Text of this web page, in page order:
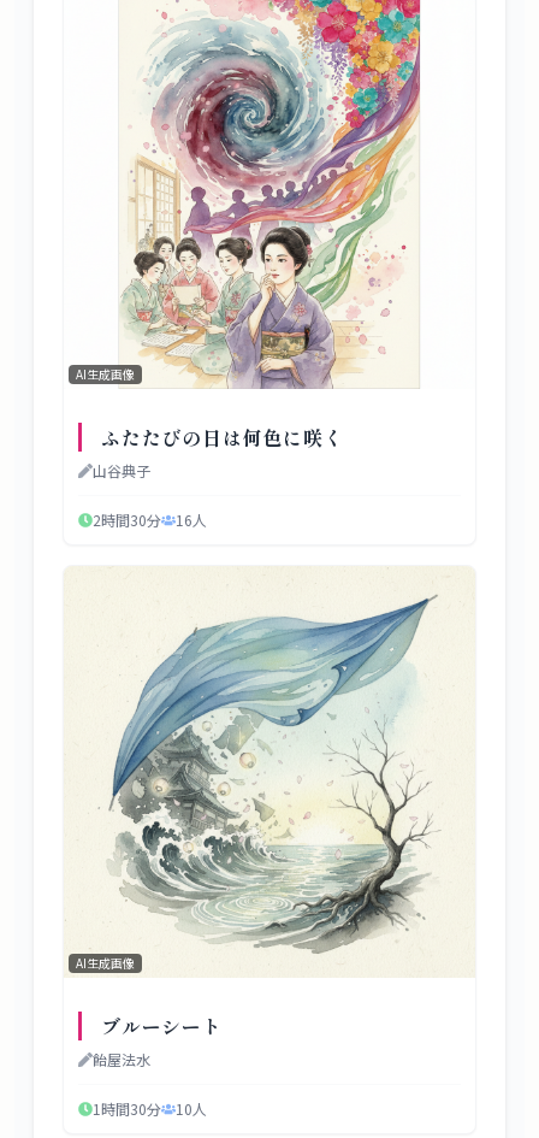
AI生成画像
ふたたびの日は何色に咲く
山谷典子
2時間30分 16人
AI生成画像
ブルーシート
飴屋法水
1時間30分 10人